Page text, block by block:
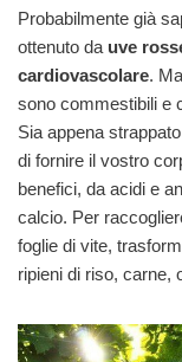
Probabilmente già
ottenuto da uve
cardiovascolare.
sono commestibili e
Sia appena
di fornire il vostro
benefici, da acidi e
calcio. Per
foglie di vite,
ripieni di riso, carne,